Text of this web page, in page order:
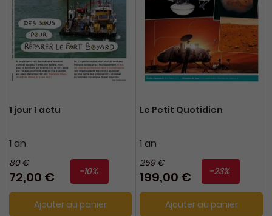
1 jour 1 actu
1 an
80 €
72,00 € -10%
Ajouter au panier
Le Petit Quotidien
1 an
259 €
199,00 € -23%
Ajouter au panier